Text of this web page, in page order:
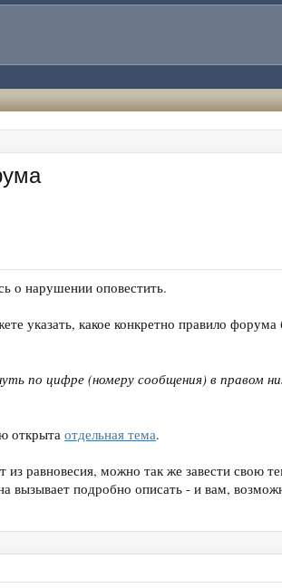
о нарушении оповестить.
указать, какое конкретно правило
по цифре (номеру сообщения) в правом
открыта отдельная тема.
равновесия, можно так же завести свою
вызывает подробно описать - и вам,